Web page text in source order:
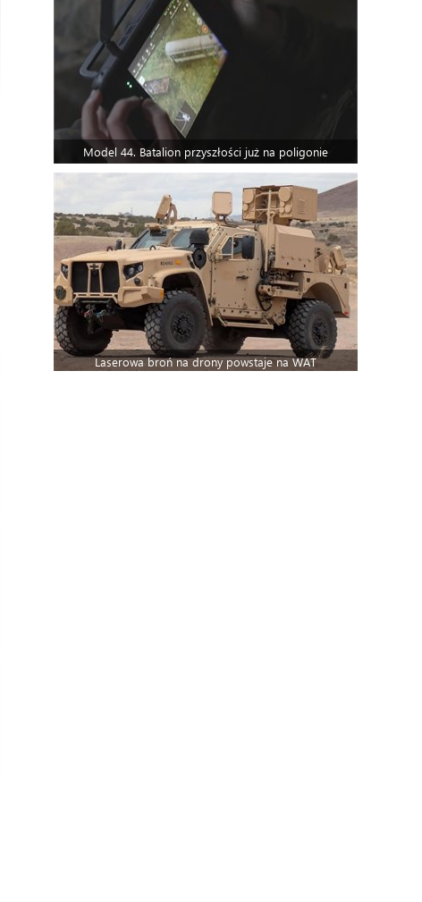
Model 44. Batalion przyszłości już na poligonie
Laserowa broń na drony powstaje na WAT